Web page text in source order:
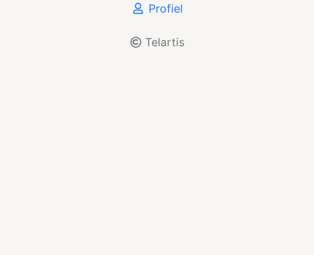
Profiel
Telartis